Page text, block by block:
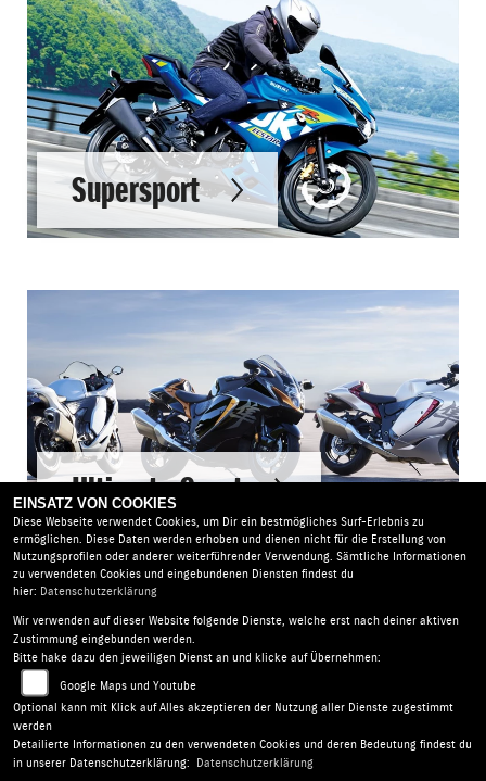
Supersport
Ultimate Sport
Zweirad Markert |Chemnitzer Str. 24 | 09224 Chemnitz -
Grüna | Deutschland
AGB |Impressum
Barrierefreiheit |Batterieverordnung
EINSATZ VON COOKIES
Diese Webseite verwendet Cookies, um Dir ein bestmögliches Surf-Erlebnis zu
ermöglichen. Diese Daten werden erhoben und dienen nicht für die Erstellung von
Nutzungsprofilen oder anderer weiterführender Verwendung. Sämtliche Informationen
zu verwendeten Cookies und eingebundenen Diensten findest du
hier: Datenschutzerklärung
Wir verwenden auf dieser Website folgende Dienste, welche erst nach deiner aktiven
Zustimmung eingebunden werden.
Bitte hake dazu den jeweiligen Dienst an und klicke auf Übernehmen:
Google Maps und Youtube
Optional kann mit Klick auf Alles akzeptieren der Nutzung aller Dienste zugestimmt
werden
Detailierte Informationen zu den verwendeten Cookies und deren Bedeutung findest du
in unserer Datenschutzerklärung:
Datenschutzerklärung